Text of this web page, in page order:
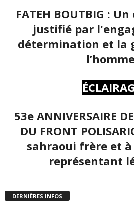
FATEH BOUTBIG :
justifié par
détermination et la
l’homme
53e ANNIVERSAIRE
DU FRONT
sahraoui frère et
représentant
DERNIÈRES INFOS